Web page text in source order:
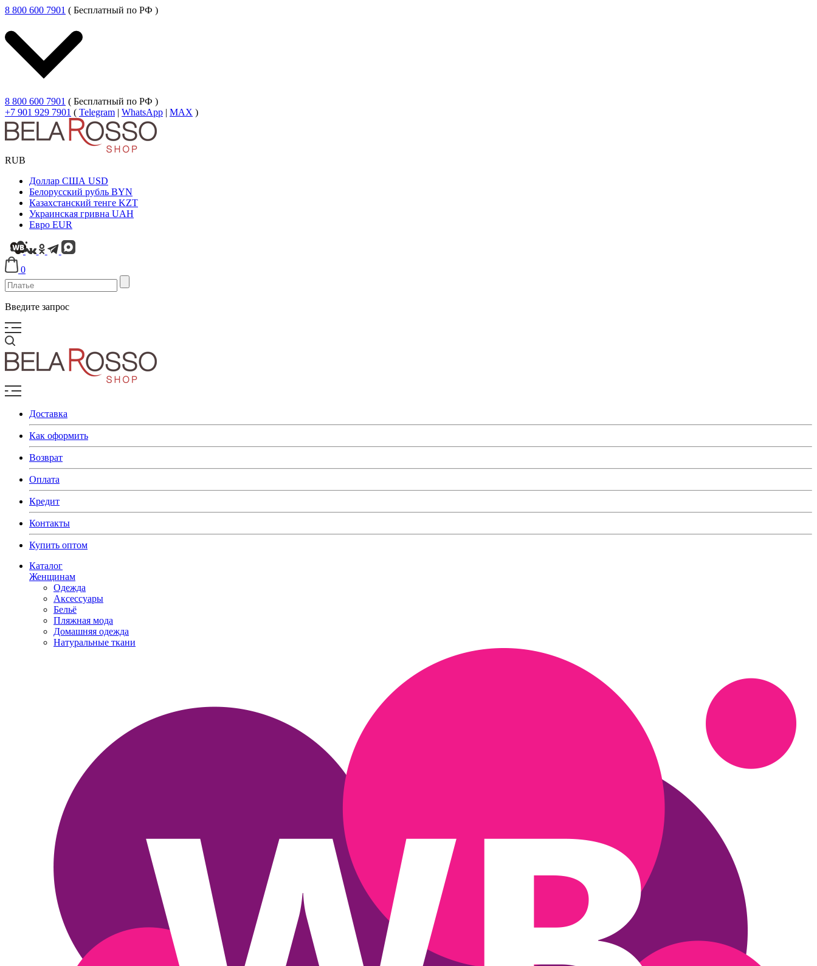
8 800 600 7901 ( Бесплатный по РФ )
8 800 600 7901 ( Бесплатный по РФ )
+7 901 929 7901 ( Telegram | WhatsApp | MAX )
RUB
Доллар США USD
Белорусский рубль BYN
Казахстанский тенге KZT
Украинская гривна UAH
Евро EUR
0
Введите запрос
Доставка
Как оформить
Возврат
Оплата
Кредит
Контакты
Купить оптом
Каталог
Женщинам
Одежда
Аксессуары
Бельё
Пляжная мода
Домашняя одежда
Натуральные ткани